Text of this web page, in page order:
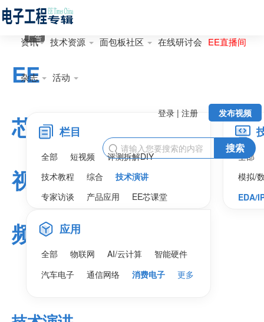
资讯 技术资源 面包板社区 在线研讨会 EE直播间
杂志 活动
发布视频
登录 | 注册
 搜索
EE
芯
视
频
广告
栏目
全部 短视频
评测拆解DIY
技术教程
综合
技术演讲
专家访谈
产品应用 EE芯课堂
全部
模拟/
EDA/
应用
全部 物联网 AI/云计算
智能硬件
汽车电子
通信网络 消费电子 更多